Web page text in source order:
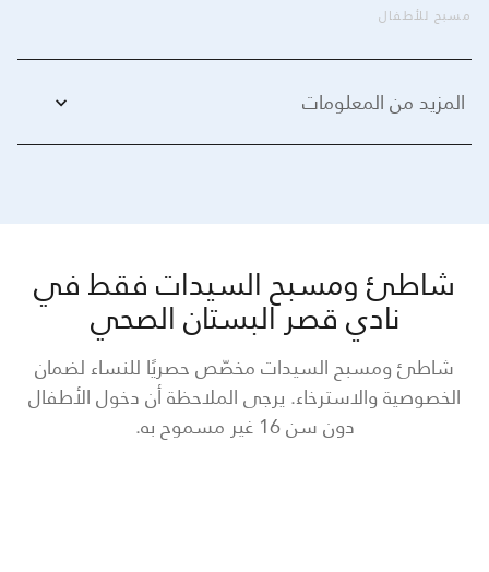
مسبح للأطفال
المزيد من المعلومات
شاطئ ومسبح السيدات فقط في
نادي قصر البستان الصحي
شاطئ ومسبح السيدات مخصّص حصريًا للنساء لضمان
الخصوصية والاسترخاء. يرجى الملاحظة أن دخول الأطفال
دون سن 16 غير مسموح به.